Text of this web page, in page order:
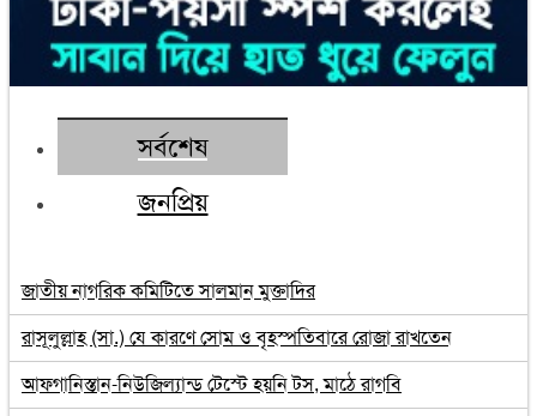
সর্বশেষ
জনপ্রিয়
জাতীয় নাগরিক কমিটিতে সালমান মুক্তাদির
রাসূলুল্লাহ (সা.) যে কারণে সোম ও বৃহস্পতিবারে রোজা রাখতেন
আফগানিস্তান-নিউজিল্যান্ড টেস্টে হয়নি টস, মাঠে রাগবি